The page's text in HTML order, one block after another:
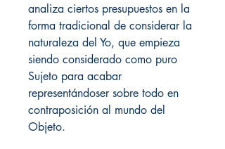
analiza ciertos presupuestos en la
forma tradicional de considerar la
naturaleza del Yo, que empieza
siendo considerado como puro
Sujeto para acabar
representándoser sobre todo en
contraposición al mundo del
Objeto.